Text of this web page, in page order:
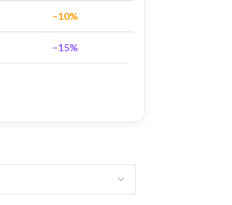
−10%
−15%